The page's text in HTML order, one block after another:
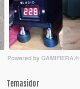
Powered by GAMIFIERA.®
Temasidor